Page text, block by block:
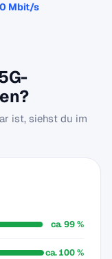
Mbit/s
ist, siehst du im
ca. 99 %
ca. 100 %